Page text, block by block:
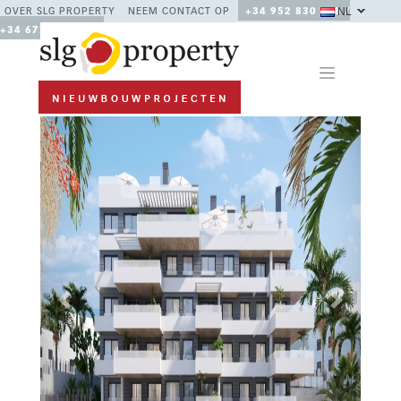
OVER SLG PROPERTY NEEM CONTACT OP
+34 952 830 378 /
+34 677 670 480
NL
Previous Next